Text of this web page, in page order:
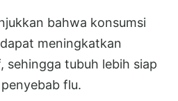
bahwa konsumsi
meningkatkan
sehingga tubuh lebih siap
flu.